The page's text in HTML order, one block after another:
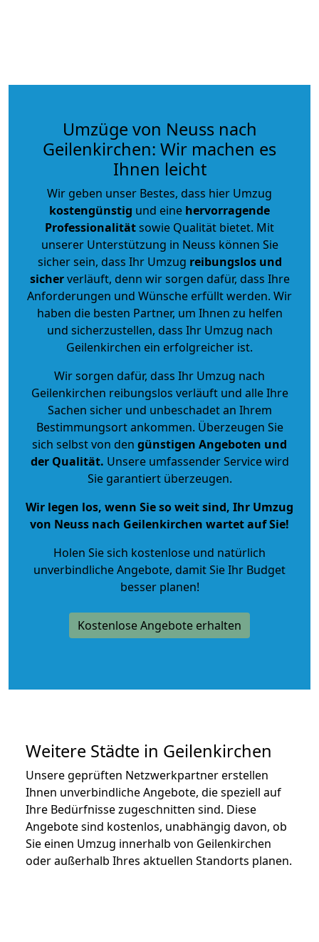
Umzüge von Neuss nach
Geilenkirchen: Wir machen es
Ihnen leicht
Wir geben unser Bestes, dass hier Umzug
kostengünstig und eine hervorragende
Professionalitätsowie Qualität bietet. Mit
unserer Unterstützung in Neuss können Sie
sicher sein, dass Ihr Umzug reibungslos und
sicherverläuft, denn wir sorgen dafür, dass Ihre
Anforderungen und Wünsche erfüllt werden. Wir
haben die besten Partner, um Ihnen zu helfen
und sicherzustellen, dass Ihr Umzug nach
Geilenkirchen ein erfolgreicher ist.
Wir sorgen dafür, dass Ihr Umzug nach
Geilenkirchen reibungslos verläuft und alle Ihre
Sachen sicher und unbeschadet an Ihrem
Bestimmungsort ankommen. Überzeugen Sie
sich selbst von den günstigen Angeboten und
der Qualität. Unsere umfassender Service wird
Sie garantiert überzeugen.
Wir legen los, wenn Sie so weit sind, Ihr Umzug
von Neuss nach Geilenkirchen wartet auf Sie!
Holen Sie sich kostenlose und natürlich
unverbindliche Angebote, damit Sie Ihr Budget
besser planen!
Kostenlose Angebote erhalten
Weitere Städte in Geilenkirchen
Unsere geprüften Netzwerkpartner erstellen
Ihnen unverbindliche Angebote, die speziell auf
Ihre Bedürfnisse zugeschnitten sind. Diese
Angebote sind kostenlos, unabhängig davon, ob
Sie einen Umzug innerhalb von Geilenkirchen
oder außerhalb Ihres aktuellen Standorts planen.